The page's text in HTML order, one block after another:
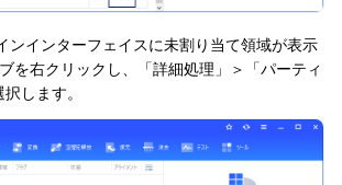
ンインターフェイスに未割り当て領域が表示
を右クリックし、「詳細処理」＞「パーティ
します。